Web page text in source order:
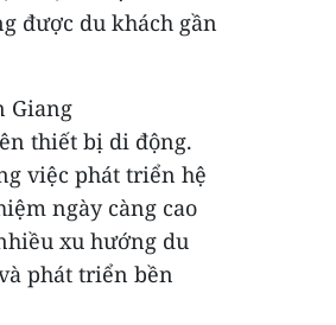
được du khách gần
Giang
thiết bị di động.
việc phát triển hệ
ngày càng cao
xu hướng du
phát triển bền